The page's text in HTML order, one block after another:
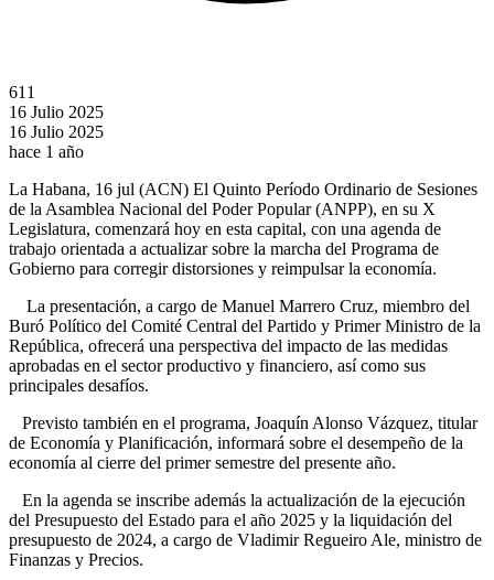
611
16 Julio 2025
16 Julio 2025
hace 1 año
La Habana, 16 jul (ACN) El Quinto Período Ordinario de Sesiones
de la Asamblea Nacional del Poder Popular (ANPP), en su X
Legislatura, comenzará hoy en esta capital, con una agenda de
trabajo orientada a actualizar sobre la marcha del Programa de
Gobierno para corregir distorsiones y reimpulsar la economía.
La presentación, a cargo de Manuel Marrero Cruz, miembro del
Buró Político del Comité Central del Partido y Primer Ministro de la
República, ofrecerá una perspectiva del impacto de las medidas
aprobadas en el sector productivo y financiero, así como sus
principales desafíos.
Previsto también en el programa, Joaquín Alonso Vázquez, titular
de Economía y Planificación, informará sobre el desempeño de la
economía al cierre del primer semestre del presente año.
En la agenda se inscribe además la actualización de la ejecución
del Presupuesto del Estado para el año 2025 y la liquidación del
presupuesto de 2024, a cargo de Vladimir Regueiro Ale, ministro de
Finanzas y Precios.